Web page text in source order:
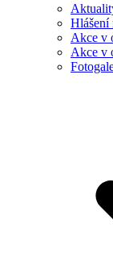
Hlášení
Akce v
Akce v